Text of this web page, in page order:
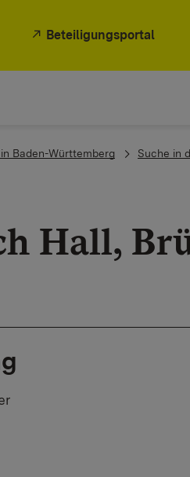
Beteiligungsportal
Baden-Württemberg
Suche in
Hall,